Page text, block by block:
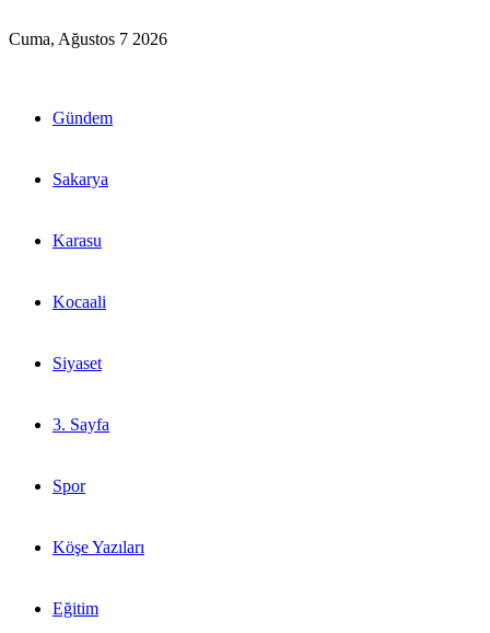
Cuma, Ağustos 7 2026
Gündem
Sakarya
Karasu
Kocaali
Siyaset
3. Sayfa
Spor
Köşe Yazıları
Eğitim